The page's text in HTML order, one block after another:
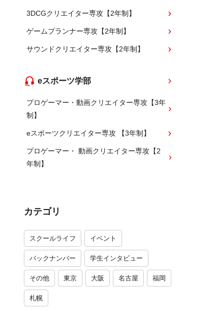
3DCGクリエイター専攻【2年制】
ゲームプランナー専攻【2年制】
サウンドクリエイター専攻【2年制】
eスポーツ学部
プロゲーマー・動画クリエイター専攻【3年
制】
eスポーツクリエイター専攻 【3年制】
プロゲーマー・ 動画クリエイター専攻【2
年制】
カテゴリ
スクールライフ イベント
バックナンバー 学生インタビュー
その他 東京 大阪 名古屋 福岡
札幌